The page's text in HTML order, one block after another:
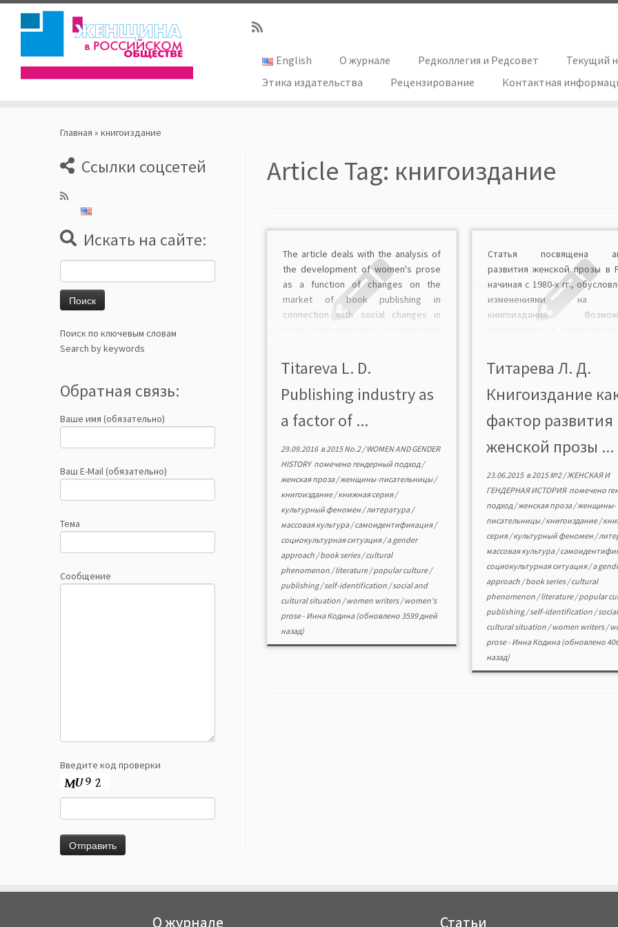
English О журнале Редколлегия и Редсовет Текущий
Этика издательства
Рецензирование Контактная
Главная » книгоиздание
Ссылки соцсетей
Искать на сайте:
Поиск по ключевым словам
Search by keywords
Обратная связь:
Ваше имя (обязательно)
Ваш E-Mail (обязательно)
Тема
Сообщение
Введите код проверки
Article Tag: книгоиздание
The article deals with the analysis of
the development of women's prose
as a function of changes on the
market of book publishing in
connection with social changes in
opportunities of the publishing
activities were one of the […]
Titareva L. D.
Publishing industry as
a factor of ...
29.09.2016в2015 No.2/WOMEN AND GENDER
HISTORY помечено гендерный подход/
женская проза/женщины-писательницы/
книгоиздание/книжная серия/
культурный феномен /литература/
массовая культура/самоидентификация/
социокультурная ситуация/a gender
approach /book series/cultural
phenomenon /literature/popular culture/
publishing/self-identification /social and
cultural situation /women writers/women's
prose- Инна Кодина(обновлено 3599 дней
назад)
Статья посвящена
развития женской прозы в
начиная с 1980-х гг.,
изменениями на
книгоиздания.
факторов возникновения
культурного феномена, как
проза. При рассмотрении
используется
системный и гендерный
культурологических
Титарева Л. Д.
Книгоиздание
фактор развития
женской прозы ...
23.06.2015в2015 №2/ЖЕНСКАЯ И
ГЕНДЕРНАЯ ИСТОРИЯ помечено
подход/женская проза/женщины-
писательницы/книгоиздание/
серия/культурный феномен /
массовая культура/
социокультурная ситуация/a
approach /book series/cultural
phenomenon /literature/popular
publishing/self-identification /
cultural situation /women writers/
prose- Инна Кодина(обновлено
назад)
О журнале Статьи